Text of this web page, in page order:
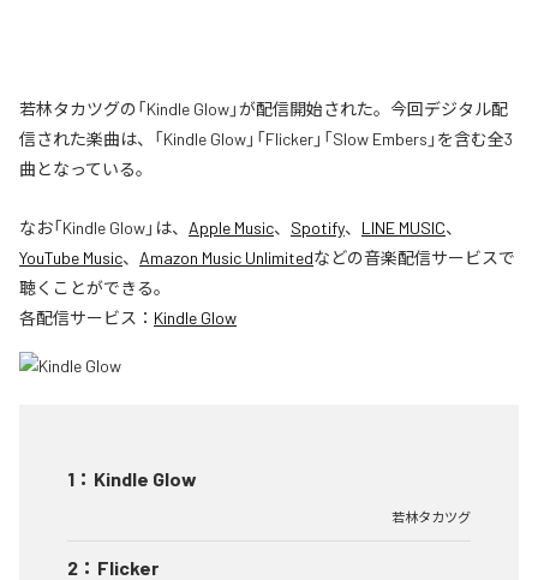
若林タカツグの「Kindle Glow」が配信開始された。今回デジタル配
信された楽曲は、「Kindle Glow」「Flicker」「Slow Embers」を含む全3
曲となっている。
なお「Kindle Glow」は、 Apple Music、 Spotify、 LINE MUSIC、
YouTube Music、 Amazon Music Unlimitedなどの音楽配信サービスで
聴くことができる。
各配信サービス： Kindle Glow
1 ： Kindle Glow
若林タカツグ
2 ： Flicker